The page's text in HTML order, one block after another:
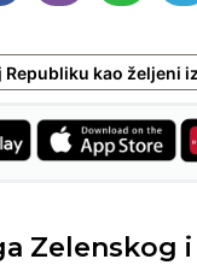
Republiku kao željeni
Zelenskog i